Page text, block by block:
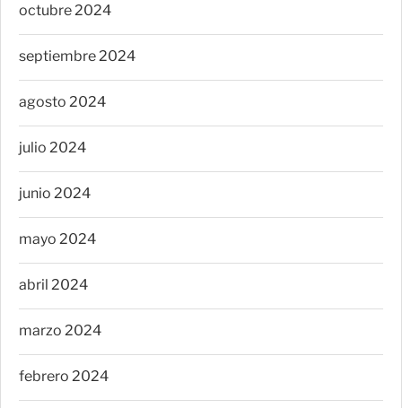
octubre 2024
septiembre 2024
agosto 2024
julio 2024
junio 2024
mayo 2024
abril 2024
marzo 2024
febrero 2024